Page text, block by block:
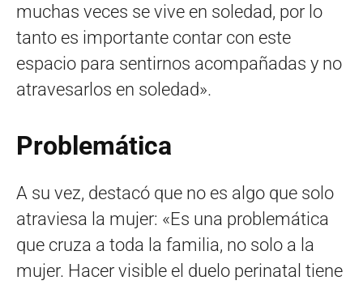
muchas veces se vive en soledad, por lo
tanto es importante contar con este
espacio para sentirnos acompañadas y no
atravesarlos en soledad».
Problemática
A su vez, destacó que no es algo que solo
atraviesa la mujer: «Es una problemática
que cruza a toda la familia, no solo a la
mujer. Hacer visible el duelo perinatal tiene